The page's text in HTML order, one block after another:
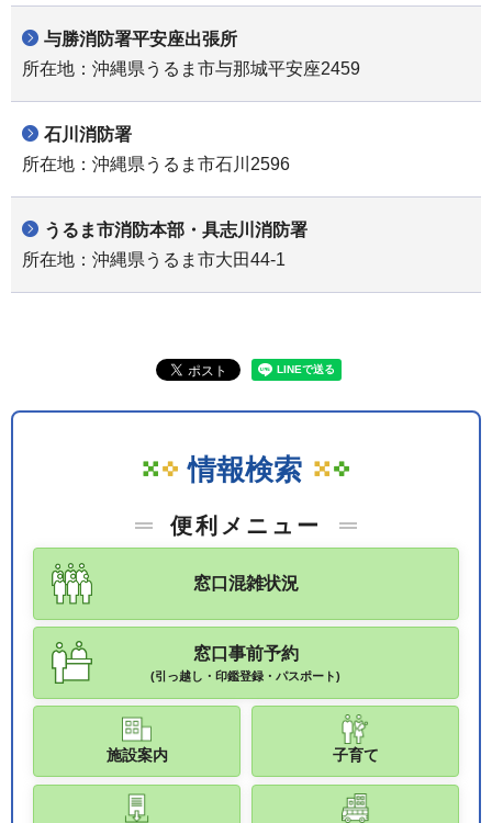
与勝消防署平安座出張所
所在地：沖縄県うるま市与那城平安座2459
石川消防署
所在地：沖縄県うるま市石川2596
うるま市消防本部・具志川消防署
所在地：沖縄県うるま市大田44-1
情報検索
便利メニュー
窓口混雑状況
窓口事前予約
(引っ越し・印鑑登録・パスポート)
施設案内 子育て